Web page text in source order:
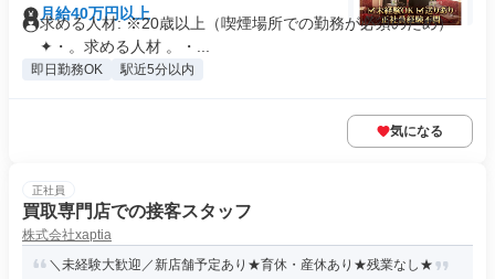
月給40万円以上
求める人材: ※20歳以上（喫煙場所での勤務が必須のため）
✦・。求める人材 。・...
即日勤務OK 駅近5分以内
気になる
正社員
買取専門店での接客スタッフ
株式会社xaptia
＼未経験大歓迎／新店舗予定あり★育休・産休あり★残業なし★